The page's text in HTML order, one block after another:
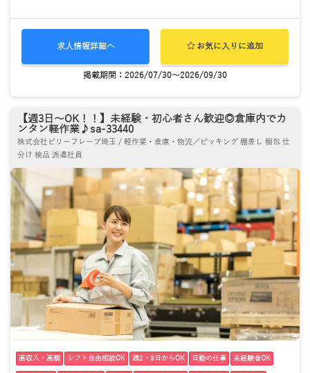
求人情報詳細へ お気に入りに追加
掲載期間：2026/07/30～2026/09/30
【週3日～OK！！】未経験・初心者さん歓迎◎倉庫内でカ
ンタン軽作業♪sa-33440
株式会社ビリーフレーブ埼玉 / 軽作業・倉庫・物流／ピッキング 棚差し 梱包 仕
分け 検品 派遣社員
高収入・高額 シフト自由相談OK 週2・3日からOK 日勤の仕事 未経験者OK